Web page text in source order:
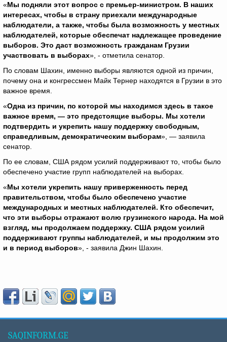
«Мы подняли этот вопрос с премьер-министром. В наших
интересах, чтобы в страну приехали международные
наблюдатели, а также, чтобы была возможность у местных
наблюдателей, которые обеспечат надлежащее проведение
выборов. Это даст возможность гражданам Грузии
участвовать в выборах», - отметила сенатор.
По словам Шахин, именно выборы являются одной из причин,
почему она и конгрессмен Майк Тернер находятся в Грузии в это
важное время.
«Одна из причин, по которой мы находимся здесь в такое
важное время, — это предстоящие выборы. Мы хотели
подтвердить и укрепить нашу поддержку свободным,
справедливым, демократическим выборам», — заявила
сенатор.
По ее словам, США рядом усилий поддерживают то, чтобы было
обеспечено участие групп наблюдателей на выборах.
«Мы хотели укрепить нашу приверженность перед
правительством, чтобы было обеспечено участие
международных и местных наблюдателей. Кто обеспечит,
что эти выборы отражают волю грузинского народа. На мой
взгляд, мы продолжаем поддержку. США рядом усилий
поддерживают группы наблюдателей, и мы продолжим это
и в период выборов», - заявила Джин Шахин.
SAQINFORM.GE